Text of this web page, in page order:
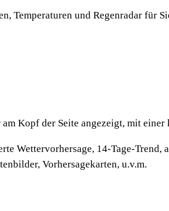
Temperaturen und Regenradar für
Kopf der Seite angezeigt, mit
Wettervorhersage, 14-Tage-Trend,
Vorhersagekarten, u.v.m.